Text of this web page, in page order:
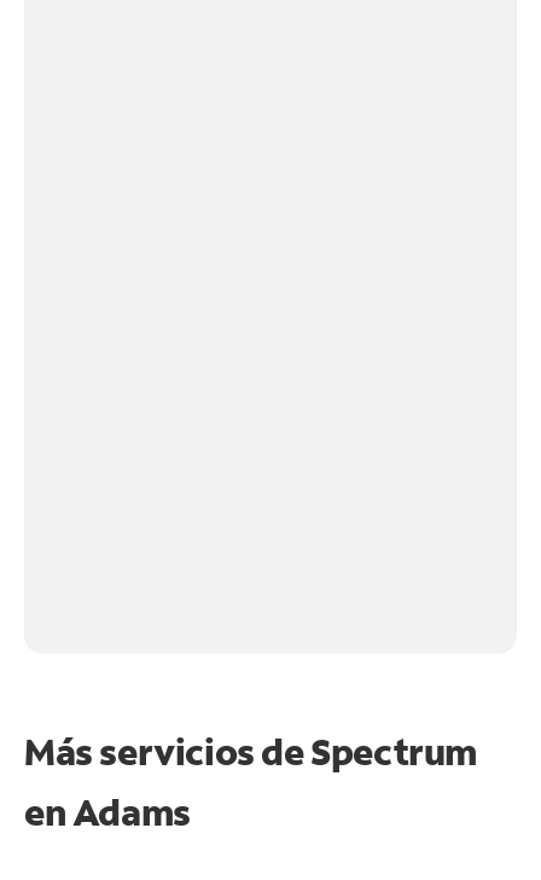
Más servicios de Spectrum
enAdams